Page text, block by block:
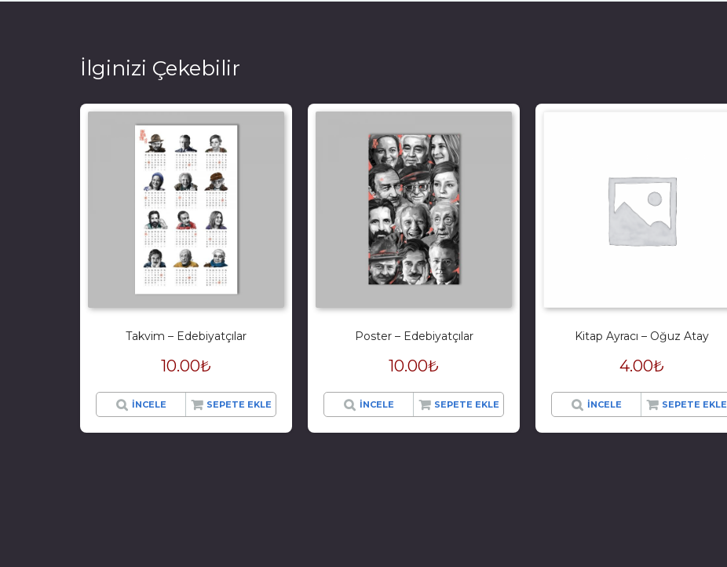
İlginizi Çekebilir
Takvim – Edebiyatçılar
10.00₺
İNCELE SEPETE EKLE
Poster – Edebiyatçılar
10.00₺
İNCELE SEPETE EKLE
Kitap Ayracı – Oğuz Atay
4.00₺
İNCELE SEPETE EKLE